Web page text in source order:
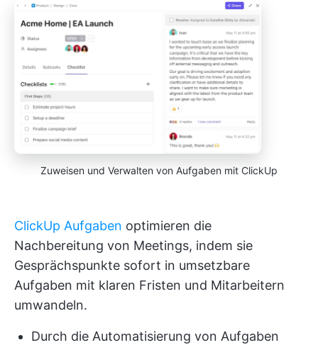
Zuweisen und Verwalten von Aufgaben mit ClickUp
ClickUp Aufgaben optimieren die
Nachbereitung von Meetings, indem sie
Gesprächspunkte sofort in umsetzbare
Aufgaben mit klaren Fristen und Mitarbeitern
umwandeln.
Durch die Automatisierung von Aufgaben